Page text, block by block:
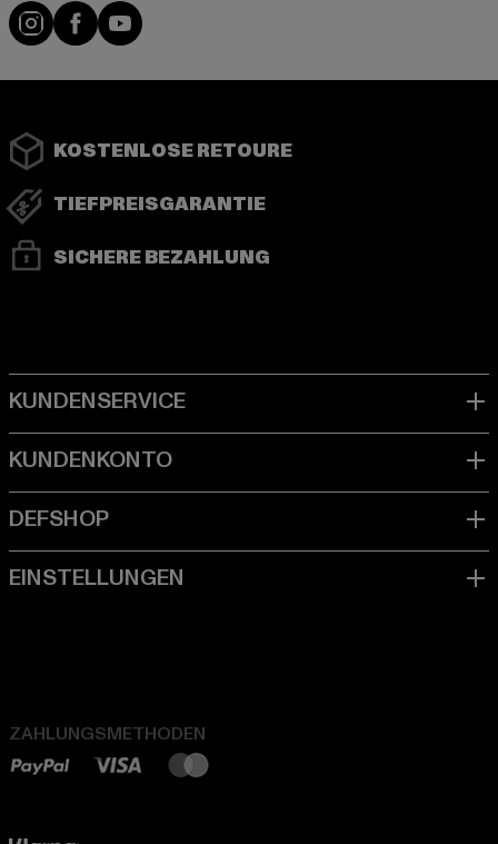
Instagram
FacebookYouTube
KOSTENLOSE RETOURE
TIEFPREISGARANTIE
SICHERE BEZAHLUNG
ZAHLUNGSMETHODEN